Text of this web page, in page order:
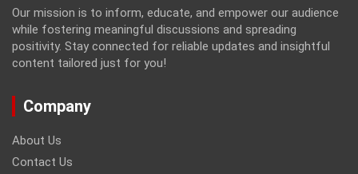
Our mission is to inform, educate, and empower our audience
while fostering meaningful discussions and spreading
positivity. Stay connected for reliable updates and insightful
content tailored just for you!
Company
About Us
Contact Us